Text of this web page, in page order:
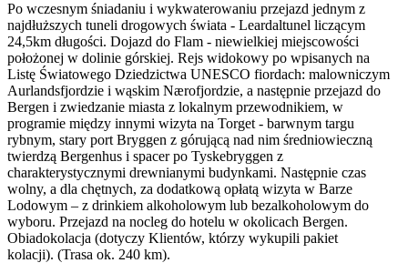
Po wczesnym śniadaniu i wykwaterowaniu przejazd jednym z
najdłuższych tuneli drogowych świata - Leardaltunel liczącym
24,5km długości. Dojazd do Flam - niewielkiej miejscowości
położonej w dolinie górskiej. Rejs widokowy po wpisanych na
Listę Światowego Dziedzictwa UNESCO fiordach: malowniczym
Aurlandsfjordzie i wąskim Nærofjordzie, a następnie przejazd do
Bergen i zwiedzanie miasta z lokalnym przewodnikiem, w
programie między innymi wizyta na Torget - barwnym targu
rybnym, stary port Bryggen z górującą nad nim średniowieczną
twierdzą Bergenhus i spacer po Tyskebryggen z
charakterystycznymi drewnianymi budynkami. Następnie czas
wolny, a dla chętnych, za dodatkową opłatą wizyta w Barze
Lodowym – z drinkiem alkoholowym lub bezalkoholowym do
wyboru. Przejazd na nocleg do hotelu w okolicach Bergen.
Obiadokolacja (dotyczy Klientów, którzy wykupili pakiet
kolacji). (Trasa ok. 240 km).